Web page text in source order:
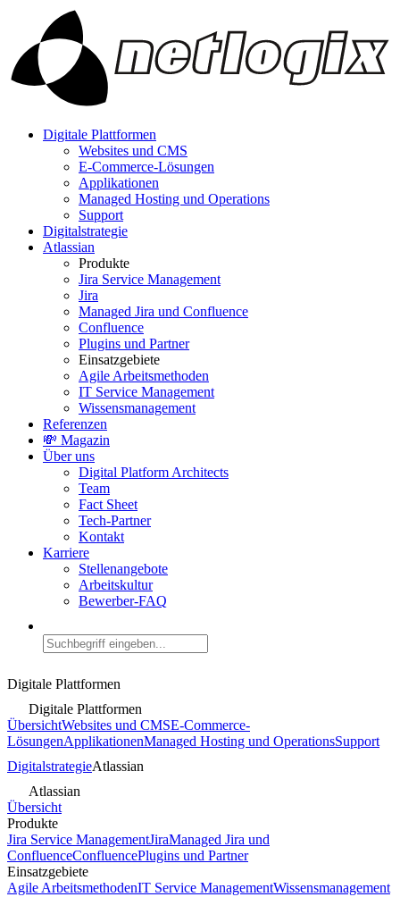
Digitale Plattformen
Websites und CMS
E-Commerce-Lösungen
Applikationen
Managed Hosting und Operations
Support
Digitalstrategie
Atlassian
Produkte
Jira Service Management
Jira
Managed Jira und Confluence
Confluence
Plugins und Partner
Einsatzgebiete
Agile Arbeitsmethoden
IT Service Management
Wissensmanagement
Referenzen
💸 Magazin
Über uns
Digital Platform Architects
Team
Fact Sheet
Tech-Partner
Kontakt
Karriere
Stellenangebote
Arbeitskultur
Bewerber-FAQ
Digitale Plattformen
Digitale Plattformen
ÜbersichtWebsites und CMSE-Commerce-
LösungenApplikationenManaged Hosting und OperationsSupport
DigitalstrategieAtlassian
Atlassian
Übersicht
Produkte
Jira Service ManagementJiraManaged Jira und
ConfluenceConfluencePlugins und Partner
Einsatzgebiete
Agile ArbeitsmethodenIT Service ManagementWissensmanagement